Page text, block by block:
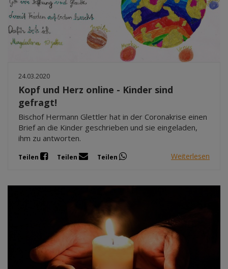
24.03.2020
Kopf und Herz online - Kinder sind
gefragt!
Bischof Hermann Glettler hat in der Coronakrise einen
Brief an die Kinder geschrieben und sie eingeladen,
ihm zu antworten.
Teilen Teilen Teilen Weiterlesen